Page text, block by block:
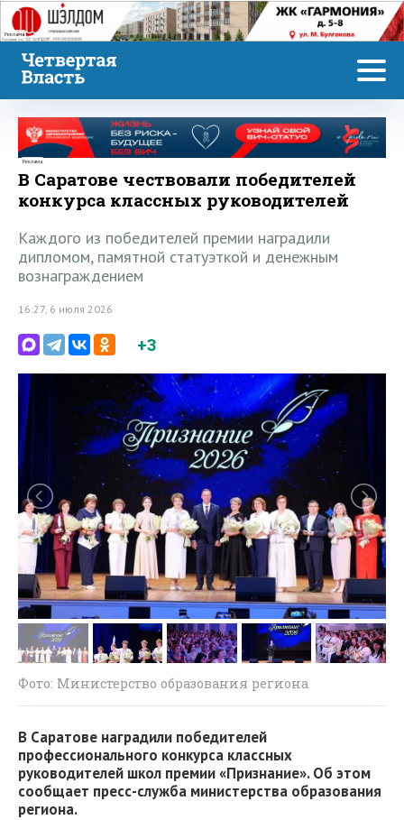
Реклама
Реклама
В Саратове чествовали победителей
конкурса классных руководителей
Каждого из победителей премии наградили
дипломом, памятной статуэткой и денежным
вознаграждением
16:27, 6 июля 2026
+3
Фото: Министерство образования региона
В Саратове наградили победителей
профессионального конкурса классных
руководителей школ премии «Признание». Об этом
сообщает пресс-служба министерства образования
региона.